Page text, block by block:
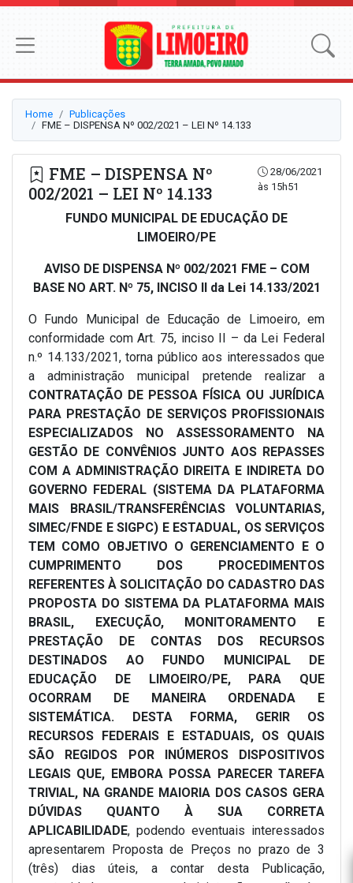
Home
Publicações
FME – DISPENSA Nº 002/2021 – LEI Nº 14.133
FME – DISPENSA Nº
002/2021 – LEI Nº 14.133
28/06/2021
às 15h51
FUNDO MUNICIPAL DE EDUCAÇÃO DE
LIMOEIRO/PE
AVISO DE DISPENSA Nº 002/2021 FME – COM
BASE NO ART. Nº 75, INCISO II da Lei 14.133/2021
O Fundo Municipal de Educação de Limoeiro, em
conformidade com Art. 75, inciso II – da Lei Federal
n.º 14.133/2021, torna público aos interessados que
a administração municipal pretende realizar a
CONTRATAÇÃO DE PESSOA FÍSICA OU JURÍDICA
PARA PRESTAÇÃO DE SERVIÇOS PROFISSIONAIS
ESPECIALIZADOS NO ASSESSORAMENTO NA
GESTÃO DE CONVÊNIOS JUNTO AOS REPASSES
COM A ADMINISTRAÇÃO DIREITA E INDIRETA DO
GOVERNO FEDERAL (SISTEMA DA PLATAFORMA
MAIS BRASIL/TRANSFERÊNCIAS VOLUNTARIAS,
SIMEC/FNDE E SIGPC) E ESTADUAL, OS SERVIÇOS
TEM COMO OBJETIVO O GERENCIAMENTO E O
CUMPRIMENTO DOS PROCEDIMENTOS
REFERENTES À SOLICITAÇÃO DO CADASTRO DAS
PROPOSTA DO SISTEMA DA PLATAFORMA MAIS
BRASIL, EXECUÇÃO, MONITORAMENTO E
PRESTAÇÃO DE CONTAS DOS RECURSOS
DESTINADOS AO FUNDO MUNICIPAL DE
EDUCAÇÃO DE LIMOEIRO/PE, PARA QUE
OCORRAM DE MANEIRA ORDENADA E
SISTEMÁTICA. DESTA FORMA, GERIR OS
RECURSOS FEDERAIS E ESTADUAIS, OS QUAIS
SÃO REGIDOS POR INÚMEROS DISPOSITIVOS
LEGAIS QUE, EMBORA POSSA PARECER TAREFA
TRIVIAL, NA GRANDE MAIORIA DOS CASOS GERA
DÚVIDAS QUANTO À SUA CORRETA
APLICABILIDADE, podendo eventuais interessados
apresentarem Proposta de Preços no prazo de 3
(três) dias úteis, a contar desta Publicação,